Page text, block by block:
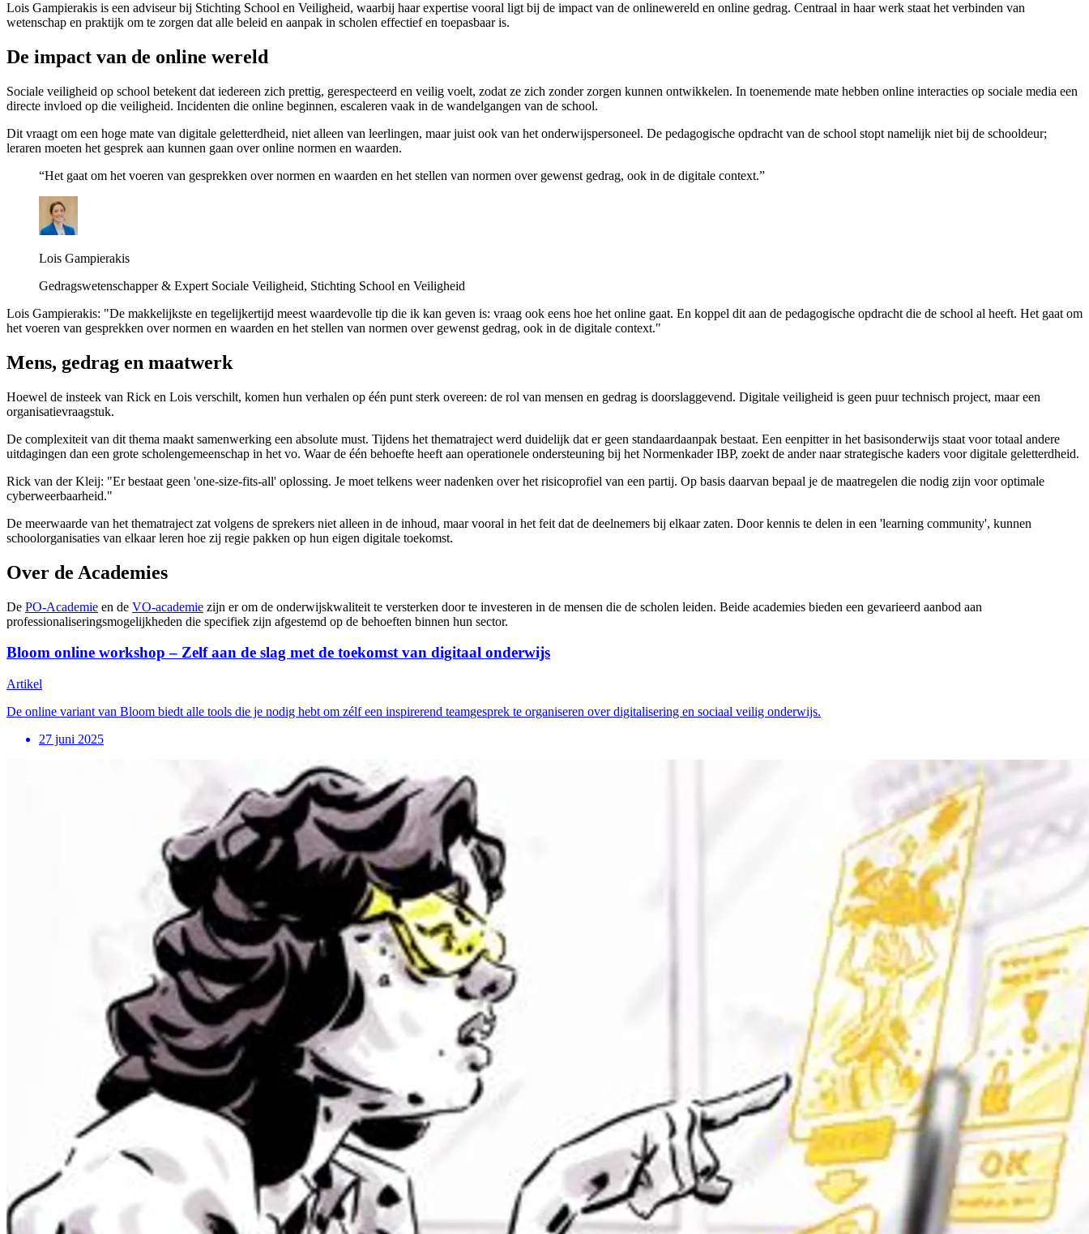
Lois Gampierakis is een adviseur bij Stichting School en Veiligheid, waarbij haar expertise vooral ligt bij de impact van de onlinewereld en online gedrag. Centraal in haar werk staat het verbinden van
wetenschap en praktijk om te zorgen dat alle beleid en aanpak in scholen effectief en toepasbaar is.
De impact van de online wereld
Sociale veiligheid op school betekent dat iedereen zich prettig, gerespecteerd en veilig voelt, zodat ze zich zonder zorgen kunnen ontwikkelen. In toenemende mate hebben online interacties op sociale media een
directe invloed op die veiligheid. Incidenten die online beginnen, escaleren vaak in de wandelgangen van de school.
Dit vraagt om een hoge mate van digitale geletterdheid, niet alleen van leerlingen, maar juist ook van het onderwijspersoneel. De pedagogische opdracht van de school stopt namelijk niet bij de schooldeur;
leraren moeten het gesprek aan kunnen gaan over online normen en waarden.
“Het gaat om het voeren van gesprekken over normen en waarden en het stellen van normen over gewenst gedrag, ook in de digitale context.”
Lois Gampierakis
Gedragswetenschapper & Expert Sociale Veiligheid, Stichting School en Veiligheid
Lois Gampierakis: "De makkelijkste en tegelijkertijd meest waardevolle tip die ik kan geven is: vraag ook eens hoe het online gaat. En koppel dit aan de pedagogische opdracht die de school al heeft. Het gaat om
het voeren van gesprekken over normen en waarden en het stellen van normen over gewenst gedrag, ook in de digitale context."
Mens, gedrag en maatwerk
Hoewel de insteek van Rick en Lois verschilt, komen hun verhalen op één punt sterk overeen: de rol van mensen en gedrag is doorslaggevend. Digitale veiligheid is geen puur technisch project, maar een
organisatievraagstuk.
De complexiteit van dit thema maakt samenwerking een absolute must. Tijdens het thematraject werd duidelijk dat er geen standaardaanpak bestaat. Een eenpitter in het basisonderwijs staat voor totaal andere
uitdagingen dan een grote scholengemeenschap in het vo. Waar de één behoefte heeft aan operationele ondersteuning bij het Normenkader IBP, zoekt de ander naar strategische kaders voor digitale geletterdheid.
Rick van der Kleij: "Er bestaat geen 'one-size-fits-all' oplossing. Je moet telkens weer nadenken over het risicoprofiel van een partij. Op basis daarvan bepaal je de maatregelen die nodig zijn voor optimale
cyberweerbaarheid."
De meerwaarde van het thematraject zat volgens de sprekers niet alleen in de inhoud, maar vooral in het feit dat de deelnemers bij elkaar zaten. Door kennis te delen in een 'learning community', kunnen
schoolorganisaties van elkaar leren hoe zij regie pakken op hun eigen digitale toekomst.
Over de Academies
De PO-Academie en de VO-academie zijn er om de onderwijskwaliteit te versterken door te investeren in de mensen die de scholen leiden. Beide academies bieden een gevarieerd aanbod aan
professionaliseringsmogelijkheden die specifiek zijn afgestemd op de behoeften binnen hun sector.
Bloom online workshop – Zelf aan de slag met de toekomst van digitaal onderwijs
Artikel
De online variant van Bloom biedt alle tools die je nodig hebt om zélf een inspirerend teamgesprek te organiseren over digitalisering en sociaal veilig onderwijs.
27 juni 2025